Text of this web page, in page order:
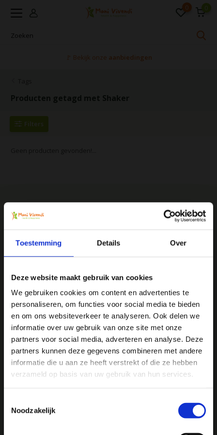
Toestemming Details Over
Deze website maakt gebruik van cookies
We gebruiken cookies om content en advertenties te
personaliseren, om functies voor social media te bieden
en om ons websiteverkeer te analyseren. Ook delen we
informatie over uw gebruik van onze site met onze
partners voor social media, adverteren en analyse. Deze
partners kunnen deze gegevens combineren met andere
informatie die u aan ze heeft verstrekt of die ze hebben
verzameld op basis van uw gebruik van hun services.
Noodzakelijk
0 0
🚩 Bekijk onze aanbiedingen
Producten getagd met Shaker
Filters
We♥health & happiness
Mani Vivendi gezondheidsproducten: Net dat
Mani Vivendi heeft bijna 25 jaar ervaring met effectieve,
duurzame producten die de gezondheid in het algemeen
bevorderen en klachten helpen voorkomen.
Ja, ik wil 5% korting op mijn
volgende bestelling!
Ontvang direct 5% kortingop je volgende aankoop en
profiteer maandelijks van hoge kortingen door je te
abonneren op onze leuke nieuwsbrief! 😀